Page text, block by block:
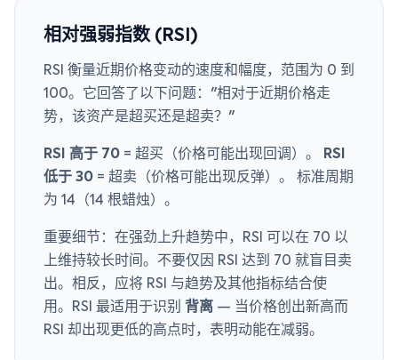
相对强弱指数 (RSI)
RSI 衡量近期价格变动的速度和幅度，范围为 0 到
100。它回答了以下问题："相对于近期价格走
势，该资产是超买还是超卖？"
RSI 高于 70 = 超买（价格可能出现回调）。
RSI
低于 30 = 超卖（价格可能出现反弹）。 标准周期
为 14（14 根蜡烛）。
重要细节：在强劲上升趋势中，RSI 可以在 70 以
上维持较长时间。不要仅因 RSI 达到 70 就盲目卖
出。相反，应将 RSI 与趋势及其他指标结合使
用。RSI 最适用于识别 背离 — 当价格创出新高而
RSI 却出现更低的高点时，表明动能在减弱。